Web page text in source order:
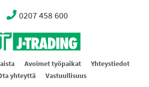
0207 458 600
J-Trading AbAvoimet työpaikat
Yhteystiedot
yhteyttä
Vastuullisuus